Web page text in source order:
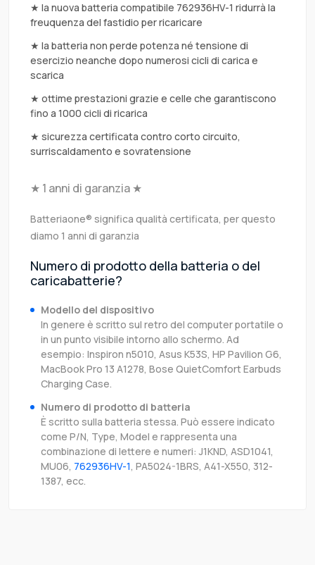
★ la nuova batteria compatibile 762936HV-1 ridurrà la
freuquenza del fastidio per ricaricare
★ la batteria non perde potenza né tensione di
esercizio neanche dopo numerosi cicli di carica e
scarica
★ ottime prestazioni grazie e celle che garantiscono
fino a 1000 cicli di ricarica
★ sicurezza certificata contro corto circuito,
surriscaldamento e sovratensione
★ 1 anni di garanzia ★
Batteriaone® significa qualità certificata, per questo
diamo 1 anni di garanzia
Numero di prodotto della batteria o del
caricabatterie?
Modello del dispositivo
In genere è scritto sul retro del computer portatile o
in un punto visibile intorno allo schermo. Ad
esempio: Inspiron n5010, Asus K53S, HP Pavilion G6,
MacBook Pro 13 A1278, Bose QuietComfort Earbuds
Charging Case.
Numero di prodotto di batteria
È scritto sulla batteria stessa. Può essere indicato
come P/N, Type, Model e rappresenta una
combinazione di lettere e numeri: J1KND, ASD1041,
MU06, 762936HV-1, PA5024-1BRS, A41-X550, 312-
1387, ecc.